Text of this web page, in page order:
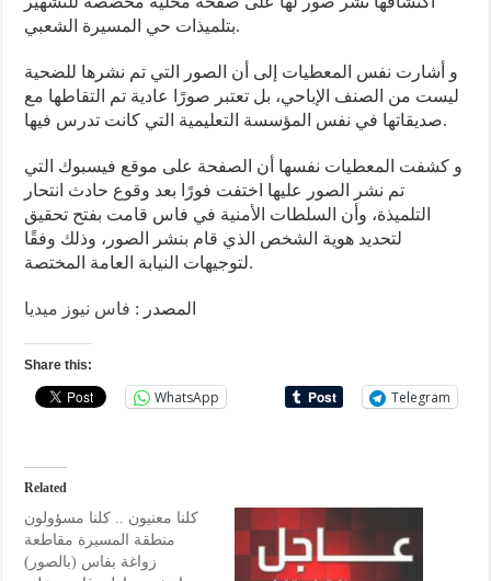
بتلميذات حي المسيرة الشعبي.
و أشارت نفس المعطيات إلى أن الصور التي تم نشرها للضحية
ليست من الصنف الإباحي، بل تعتبر صورًا عادية تم التقاطها مع
صديقاتها في نفس المؤسسة التعليمية التي كانت تدرس فيها.
و كشفت المعطيات نفسها أن الصفحة على موقع فيسبوك التي
تم نشر الصور عليها اختفت فورًا بعد وقوع حادث انتحار
التلميذة، وأن السلطات الأمنية في فاس قامت بفتح تحقيق
لتحديد هوية الشخص الذي قام بنشر الصور، وذلك وفقًا
لتوجيهات النيابة العامة المختصة.
المصدر : فاس نيوز ميديا
Share this:
WhatsApp Telegram
Related
كلنا معنيون .. كلنا مسؤولون
منطقة المسيرة مقاطعة
زواغة بفاس (بالصور)